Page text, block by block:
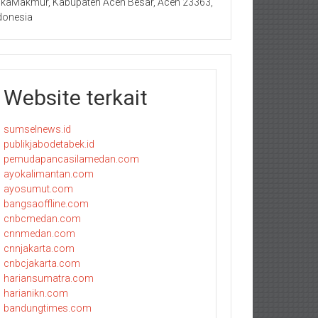
Website terkait
sumselnews.id
publikjabodetabek.id
pemudapancasilamedan.com
ayokalimantan.com
ayosumut.com
bangsaoffline.com
cnbcmedan.com
cnnmedan.com
cnnjakarta.com
cnbcjakarta.com
hariansumatra.com
harianikn.com
bandungtimes.com